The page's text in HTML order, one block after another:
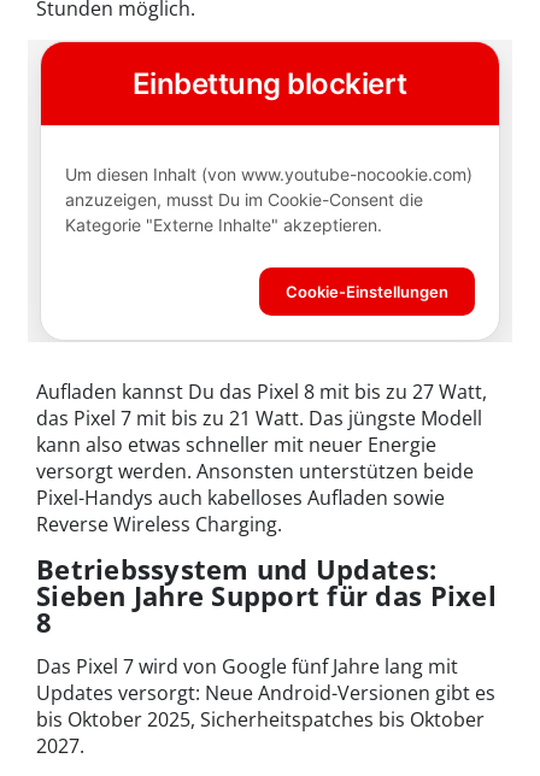
Stunden möglich.
Aufladen kannst Du das Pixel 8 mit bis zu 27 Watt,
das Pixel 7 mit bis zu 21 Watt. Das jüngste Modell
kann also etwas schneller mit neuer Energie
versorgt werden. Ansonsten unterstützen beide
Pixel-Handys auch kabelloses Aufladen sowie
Reverse Wireless Charging.
Betriebssystem und Updates:
Sieben Jahre Support für das Pixel
8
Das Pixel 7 wird von Google fünf Jahre lang mit
Updates versorgt: Neue Android-Versionen gibt es
bis Oktober 2025, Sicherheitspatches bis Oktober
2027.